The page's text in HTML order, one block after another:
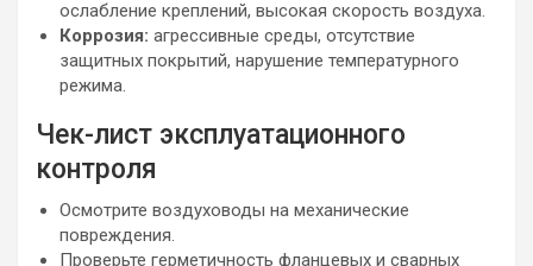
ослабление креплений, высокая скорость воздуха.
Коррозия: агрессивные среды, отсутствие
защитных покрытий, нарушение температурного
режима.
Чек-лист эксплуатационного
контроля
Осмотрите воздуховоды на механические
повреждения.
Проверьте герметичность фланцевых и сварных